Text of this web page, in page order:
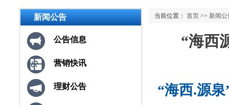
新闻公告
公告信息
营销快讯
理财公告
当前位置： 首页 >> 新闻公
“海西
“海西.源